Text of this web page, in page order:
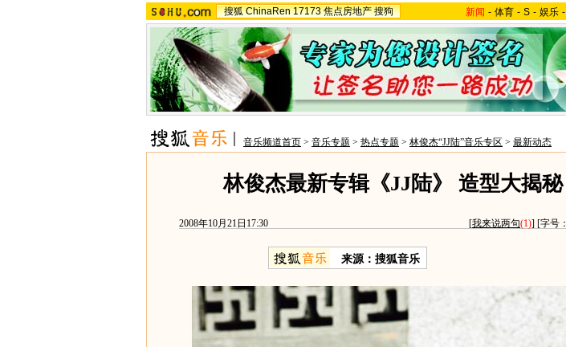
搜狐 ChinaRen 17173 焦点房地产 搜狗 新闻 - 体育 - S - 娱乐 -
音乐频道首页 > 音乐专题 > 热点专题 > 林俊杰“JJ陆”音乐专区 > 最新动态
林俊杰最新专辑《JJ陆》 造型大揭秘
2008年10月21日17:30 [我来说两句(1)] [字号：
来源：搜狐音乐